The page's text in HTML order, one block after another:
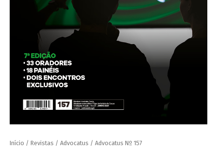
Início / Revistas / Advocatus / Advocatus Nº 157